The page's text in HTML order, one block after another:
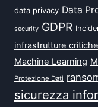
data privacy Data
security GDPR
infrastrutture critiche
Machine Learning
Protezione Dati
sicurezza